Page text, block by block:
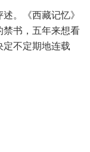
。《西藏记忆》
禁书，五年来想看
定不定期地连载